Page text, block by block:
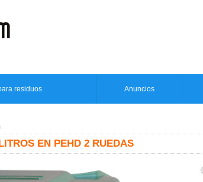
residuos Anuncios
EN PEHD 2 RUEDAS